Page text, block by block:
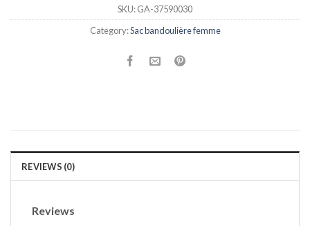
SKU:GA-37590030
Category:Sac bandoulière femme
REVIEWS (0)
Reviews